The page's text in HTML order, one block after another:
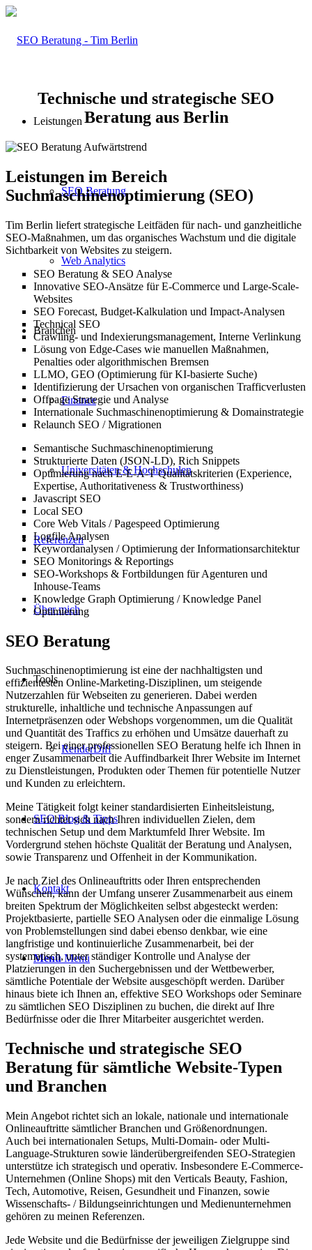
Leistungen
SEO Beratung
Web Analytics
Branchen
Finance
Universitäten & Hochschulen
Referenzen
Über mich
Tools
RenderDiff
SEO Blog & Tipps
Kontakt
Menü Menü
Technische und strategische SEO
Beratung aus Berlin
Leistungen im Bereich
Suchmaschinenoptimierung (SEO)
Tim Berlin liefert strategische Leitfäden für nach- und ganzheitliche
SEO-Maßnahmen, um das organisches Wachstum und die digitale
Sichtbarkeit von Websites zu steigern.
SEO Beratung & SEO Analyse
Innovative SEO-Ansätze für E-Commerce und Large-Scale-
Websites
SEO Forecast, Budget-Kalkulation und Impact-Analysen
Technical SEO
Crawling- und Indexierungsmanagement, Interne Verlinkung
Lösung von Edge-Cases wie manuellen Maßnahmen,
Penalties oder algorithmischen Bremsen
LLMO, GEO (Optimierung für KI-basierte Suche)
Identifizierung der Ursachen von organischen Trafficverlusten
Offpage Strategie und Analyse
Internationale Suchmaschinenoptimierung & Domainstrategie
Relaunch SEO / Migrationen
Semantische Suchmaschinenoptimierung
Strukturierte Daten (JSON-LD), Rich Snippets
Optimierung nach E-E-A-T Qualitätskriterien (Experience,
Expertise, Authoritativeness & Trustworthiness)
Javascript SEO
Local SEO
Core Web Vitals / Pagespeed Optimierung
Logfile Analysen
Keywordanalysen / Optimierung der Informationsarchitektur
SEO Monitorings & Reportings
SEO-Workshops & Fortbildungen für Agenturen und
Inhouse-Teams
Knowledge Graph Optimierung / Knowledge Panel
Optimierung
SEO Beratung
Suchmaschinenoptimierung ist eine der nachhaltigsten und
effizientesten Online-Marketing-Disziplinen, um steigende
Nutzerzahlen für Webseiten zu generieren. Dabei werden
strukturelle, inhaltliche und technische Anpassungen auf
Internetpräsenzen oder Webshops vorgenommen, um die Qualität
und Quantität des Traffics zu erhöhen und Umsätze dauerhaft zu
steigern. Bei einer professionellen SEO Beratung helfe ich Ihnen in
enger Zusammenarbeit die Auffindbarkeit Ihrer Website im Internet
zu Dienstleistungen, Produkten oder Themen für potentielle Nutzer
und Kunden zu erleichtern.
Meine Tätigkeit folgt keiner standardisierten Einheitsleistung,
sondern richtet sich nach Ihren individuellen Zielen, dem
technischen Setup und dem Marktumfeld Ihrer Website. Im
Vordergrund stehen höchste Qualität der Beratung und Analysen,
sowie Transparenz und Offenheit in der Kommunikation.
Je nach Ziel des Onlineauftritts oder Ihren entsprechenden
Wünschen, kann der Umfang unserer Zusammenarbeit aus einem
breiten Spektrum der Möglichkeiten selbst abgesteckt werden:
Projektbasierte, partielle SEO Analysen oder die einmalige Lösung
von Problemstellungen sind dabei ebenso denkbar, wie eine
langfristige und kontinuierliche Zusammenarbeit, bei der
systematisch, unter ständiger Kontrolle und Analyse der
Platzierungen in den Suchergebnissen und der Wettbewerber,
sämtliche Potentiale der Website ausgeschöpft werden. Darüber
hinaus biete ich Ihnen an, effektive SEO Workshops oder Seminare
zu sämtlichen SEO Disziplinen zu buchen, die direkt auf Ihre
Bedürfnisse oder die Ihrer Mitarbeiter ausgerichtet werden.
Technische und strategische SEO
Beratung für sämtliche Website-Typen
und Branchen
Mein Angebot richtet sich an lokale, nationale und internationale
Onlineauftritte sämtlicher Branchen und Größenordnungen.
Auch bei internationalen Setups, Multi-Domain- oder Multi-
Language-Strukturen sowie länderübergreifenden SEO-Strategien
unterstütze ich strategisch und operativ. Insbesondere E-Commerce-
Unternehmen (Online Shops) mit den Verticals Beauty, Fashion,
Tech, Automotive, Reisen, Gesundheit und Finanzen, sowie
Wissenschafts- / Bildungseinrichtungen und Medienunternehmen
gehören zu meinen Referenzen.
Jede Website und die Bedürfnisse der jeweiligen Zielgruppe sind